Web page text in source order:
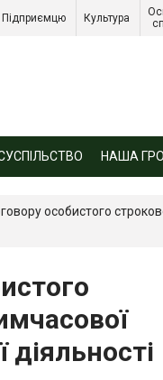
Підприємцю Культура
НАША
особистого